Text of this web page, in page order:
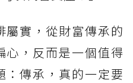
屬實，從財富傳承的
心，反而是一個值得
：傳承，真的一定要